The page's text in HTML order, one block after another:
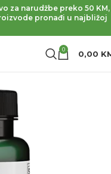
za narudžbe preko 50 KM,
pronađi u najbližoj
0 0,00